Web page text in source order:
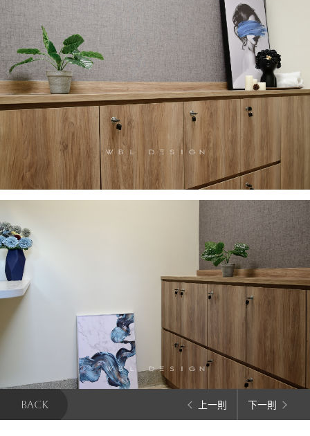
BACK 上一則 下一則